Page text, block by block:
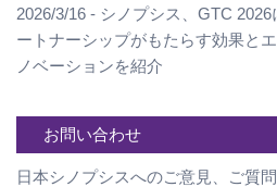
2026/3/16 - シノプシス、GTC
ートナーシップがもたらす効果と
ノベーションを紹介
お問い合わせ
日本シノプシスへのご意見、ご質